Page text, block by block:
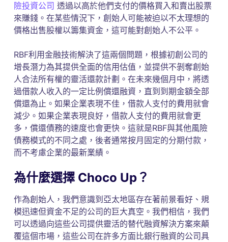
險投資公司 透過以高於他們支付的價格買入和賣出股票
來賺錢。在某些情況下，創始人可能被迫以不太理想的
價格出售股權以籌集資金，這可能對創始人不公平。
RBF利用金融技術解決了這兩個問題，根據初創公司的
增長潛力為其提供全面的信用估值，並提供不剝奪創始
人合法所有權的靈活還款計劃。在未來幾個月中，將透
過借款人收入的一定比例償還融資，直到到期金額全部
償還為止。如果企業表現不佳，借款人支付的費用就會
減少。如果企業表現良好，借款人支付的費用就會更
多，償還債務的速度也會更快。這就是RBF與其他風險
債務模式的不同之處，後者通常按月固定的分期付款，
而不考慮企業的最新業績。
為什麼選擇 Choco Up？
作為創始人，我們意識到亞太地區存在著前景看好、規
模迅速但資金不足的公司的巨大真空。我們相信，我們
可以透過向這些公司提供靈活的替代融資解決方案來顛
覆這個市場，這些公司在許多方面比銀行融資的公司具